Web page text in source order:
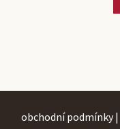
obchodní podmínky |